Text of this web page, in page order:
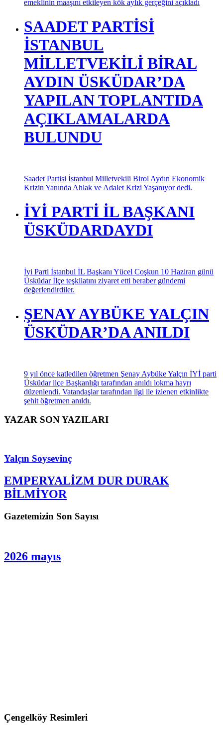
emeklinin maaşını etkileyen kök aylık gerçeğini açıkladı
SAADET PARTİSİ
İSTANBUL
MİLLETVEKİLİ BİRAL
AYDIN ÜSKÜDAR’DA
YAPILAN TOPLANTIDA
AÇIKLAMALARDA
BULUNDU
Saadet Partisi İstanbul Milletvekili Birol Aydın Ekonomik
Krizin Yanında Ahlak ve Adalet Krizi Yaşanıyor dedi.
İYİ PARTİ İL BAŞKANI
ÜSKÜDARDAYDI
İyi Parti İstanbul İL Başkanı Yücel Coşkun 10 Haziran günü
Üsküdar İlçe teşkilatını ziyaret etti beraber gündemi
değerlendirdiler.
ŞENAY AYBÜKE YALÇIN
ÜSKÜDAR’DA ANILDI
9 yıl önce katledilen öğretmen Şenay Aybüke Yalçın İYİ parti
Üsküdar ilçe Başkanlığı tarafından anıldı lokma hayrı
düzenlendi. Vatandaşlar tarafından ilgi ile izlenen etkinlikte
şehit öğretmen anıldı.
YAZAR SON YAZILARI
Yalçın Soysevinç
EMPERYALİZM DUR DURAK
BİLMİYOR
Gazetemizin Son Sayısı
2026 mayıs
Çengelköy Resimleri